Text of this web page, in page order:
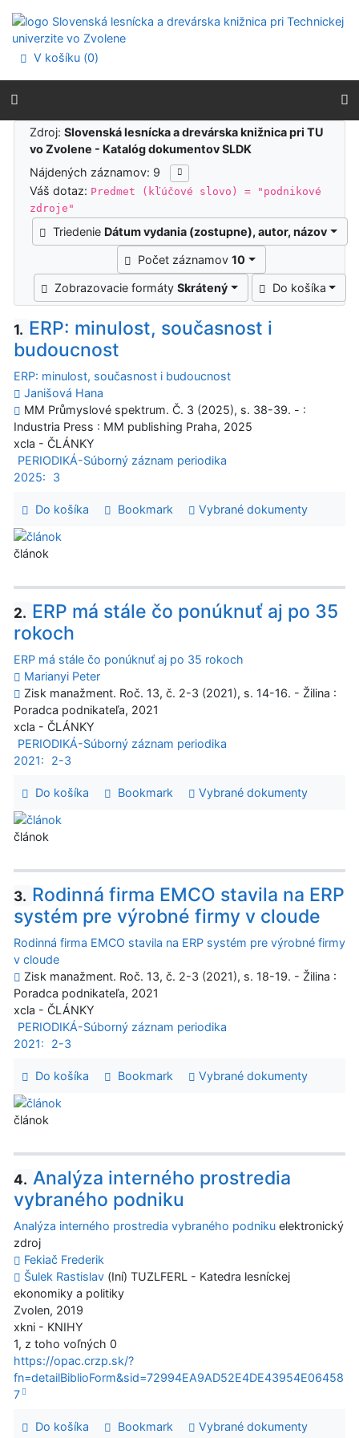
Prejsť na menu
Prehlásenie o webovej prístupnosti
V košíku (0)
Výsledky vyhľadávania
Zdroj:Slovenská lesnícka a drevárska knižnica pri TU
vo Zvolene - Katalóg dokumentov SLDK
Nájdených záznamov: 9
Váš dotaz: Predmet (kľúčové slovo) = "podnikové
zdroje"
Triedenie Dátum vydania (zostupne), autor, názov
Počet záznamov10
Zobrazovacie formátySkrátený Do košíka
1. ERP: minulost, současnost i
budoucnost
ERP: minulost, současnost i budoucnost
Janišová Hana
MM Průmyslové spektrum. Č. 3 (2025), s. 38-39. - :
Industria Press : MM publishing Praha, 2025
xcla - ČLÁNKY
PERIODIKÁ-Súborný záznam periodika
2025:
3
Do košíka Bookmark Vybrané dokumenty
článok
2. ERP má stále čo ponúknuť aj po 35
rokoch
ERP má stále čo ponúknuť aj po 35 rokoch
Marianyi Peter
Zisk manažment. Roč. 13, č. 2-3 (2021), s. 14-16. - Žilina :
Poradca podnikateľa, 2021
xcla - ČLÁNKY
PERIODIKÁ-Súborný záznam periodika
2021:
2-3
Do košíka Bookmark Vybrané dokumenty
článok
3. Rodinná firma EMCO stavila na ERP
systém pre výrobné firmy v cloude
Rodinná firma EMCO stavila na ERP systém pre výrobné firmy
v cloude
Zisk manažment. Roč. 13, č. 2-3 (2021), s. 18-19. - Žilina :
Poradca podnikateľa, 2021
xcla - ČLÁNKY
PERIODIKÁ-Súborný záznam periodika
2021:
2-3
Do košíka Bookmark Vybrané dokumenty
článok
4. Analýza interného prostredia
vybraného podniku
Analýza interného prostredia vybraného podniku elektronický
zdroj
Fekiač Frederik
Šulek Rastislav (Iní) TUZLFERL - Katedra lesníckej
ekonomiky a politiky
Zvolen, 2019
xkni - KNIHY
1, z toho voľných 0
https://opac.crzp.sk/?
fn=detailBiblioForm&sid=72994EA9AD52E4DE43954E06458
7
Do košíka Bookmark Vybrané dokumenty